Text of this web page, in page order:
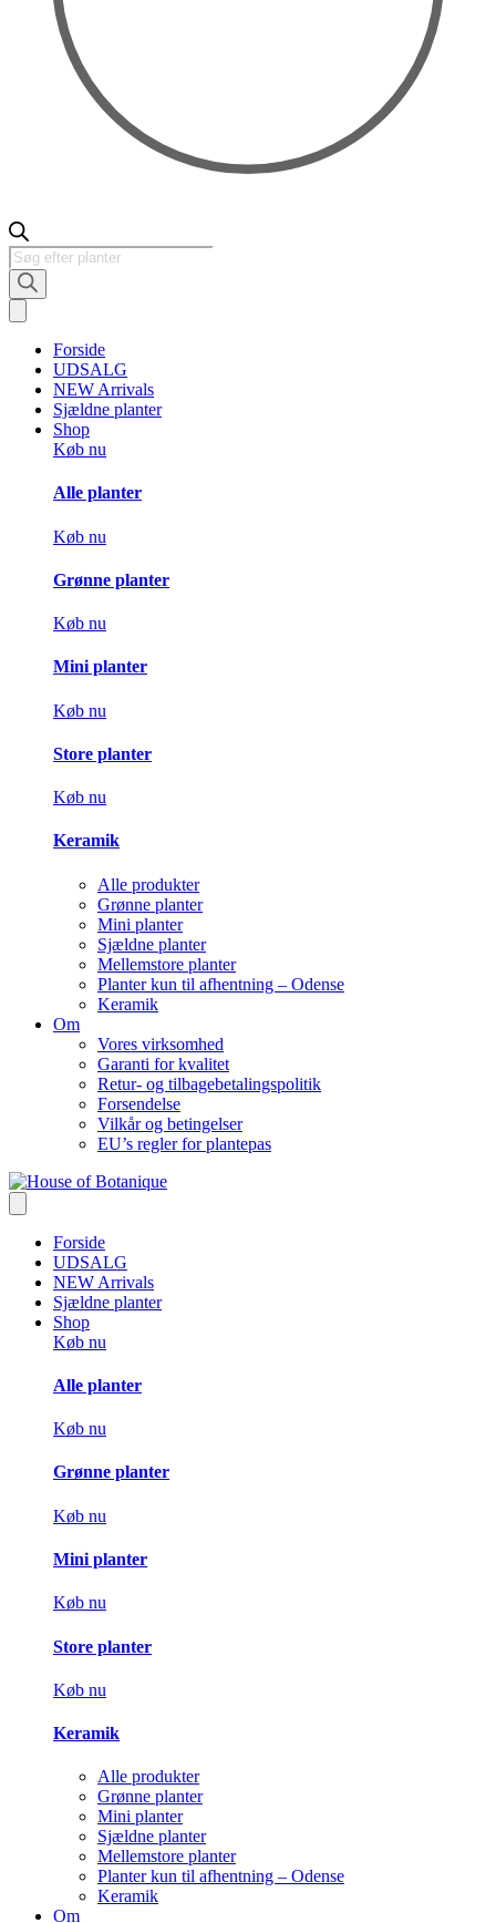
Products
search
Forside
UDSALG
NEW Arrivals
Sjældne planter
Shop
Køb nu
Alle planter
Køb nu
Grønne planter
Køb nu
Mini planter
Køb nu
Store planter
Køb nu
Keramik
Alle produkter
Grønne planter
Mini planter
Sjældne planter
Mellemstore planter
Planter kun til afhentning – Odense
Keramik
Om
Vores virksomhed
Garanti for kvalitet
Retur- og tilbagebetalingspolitik
Forsendelse
Vilkår og betingelser
EU’s regler for plantepas
Forside
UDSALG
NEW Arrivals
Sjældne planter
Shop
Køb nu
Alle planter
Køb nu
Grønne planter
Køb nu
Mini planter
Køb nu
Store planter
Køb nu
Keramik
Alle produkter
Grønne planter
Mini planter
Sjældne planter
Mellemstore planter
Planter kun til afhentning – Odense
Keramik
Om